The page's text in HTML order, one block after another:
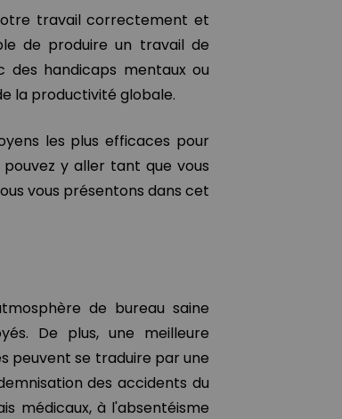
travail correctement et
de produire un travail de
des handicaps mentaux ou
la productivité globale.
les plus efficaces pour
y aller tant que vous
vous présentons dans cet
de bureau saine
De plus, une meilleure
peuvent se traduire par une
des accidents du
médicaux, à l'absentéisme